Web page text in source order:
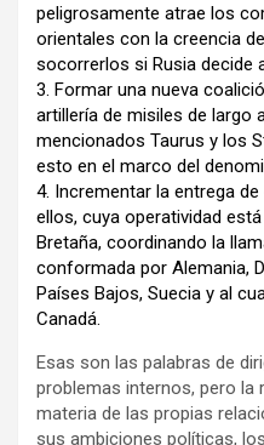
peligrosamente atrae los
orientales con la creencia
socorrerlos si Rusia decide
3. Formar una nueva
artillería de misiles de largo
mencionados Taurus y los
esto en el marco del
4. Incrementar la entrega
ellos, cuya operatividad
Bretaña, coordinando la
conformada por Alemania,
Países Bajos, Suecia y al
Canadá.
Esas son las palabras de
problemas internos, pero la
materia de las propias
sus ambiciones políticas,